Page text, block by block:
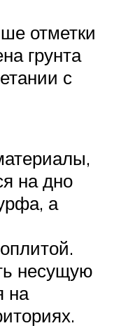
отметки
грунта
с
на дно
а
несущую
на